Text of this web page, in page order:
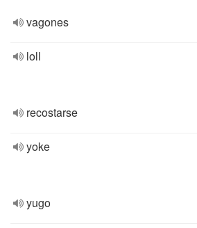
vagones
loll
recostarse
yoke
yugo